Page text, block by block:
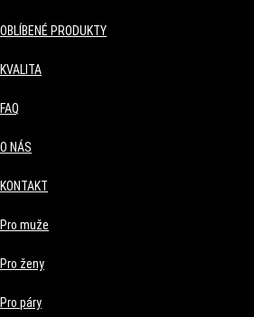
OBLÍBENÉ PRODUKTY
KVALITA
FAQ
O NÁS
KONTAKT
Pro muže
Pro ženy
Pro páry